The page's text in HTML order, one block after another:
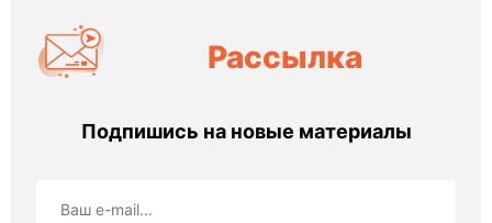
Рассылка
Подпишись на новые материалы